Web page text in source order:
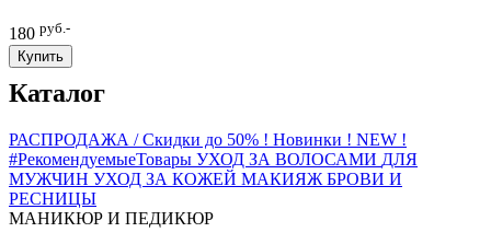
180 руб.-
Купить
Каталог
РАСПРОДАЖА / Скидки до 50% ! Новинки ! NEW !
#РекомендуемыеТовары УХОД ЗА ВОЛОСАМИ ДЛЯ
МУЖЧИН УХОД ЗА КОЖЕЙ МАКИЯЖ БРОВИ И
РЕСНИЦЫ
МАНИКЮР И ПЕДИКЮР